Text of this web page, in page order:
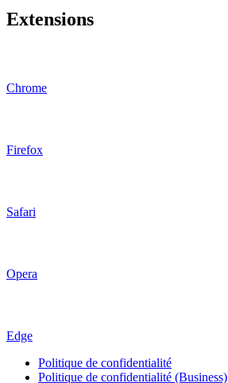
Extensions
Chrome
Firefox
Safari
Opera
Edge
Politique de confidentialité
Politique de confidentialité (Business)